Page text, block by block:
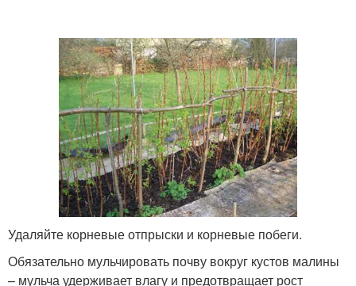
Удаляйте корневые отпрыски и корневые побеги.
Обязательно мульчировать почву вокруг кустов малины
– мульча удерживает влагу и предотвращает рост